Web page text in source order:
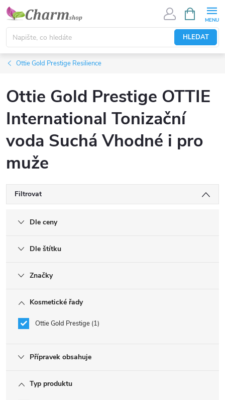
Přejít
obsah
HLEDAT
NÁKUPNÍ
KOŠÍK
Ottie Gold Prestige Resilience
Ottie Gold Prestige OTTIE
International Tonizační
voda Suchá Vhodné i pro
muže
Filtrovat
Dle ceny
Dle štítku
Značky
Kosmetické řady
Ottie Gold Prestige 1
Přípravek obsahuje
Typ produktu